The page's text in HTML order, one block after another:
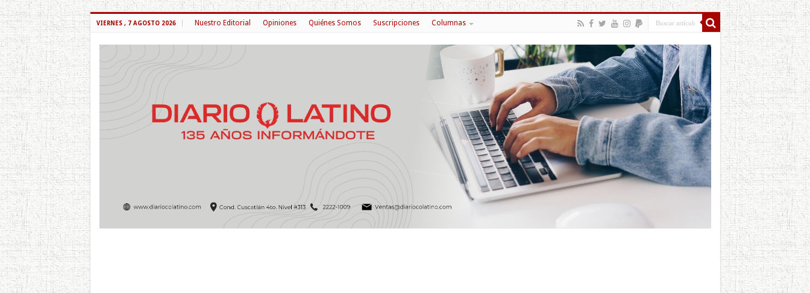
VIERNES , 7 AGOSTO 2026 Nuestro Editorial Opiniones Quiénes Somos Suscripciones Columnas